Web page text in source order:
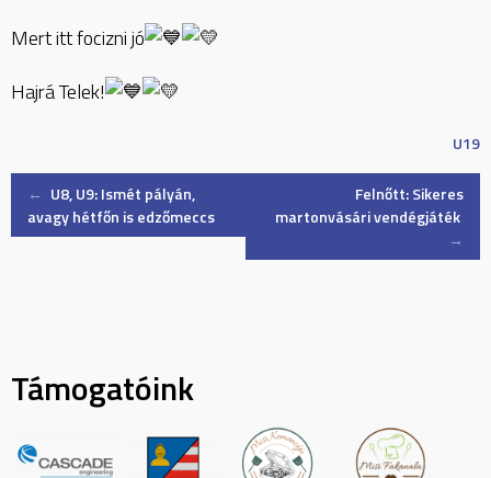
Mert itt focizni jó
Hajrá Telek!
U19
Post
← U8, U9: Ismét pályán,
avagy hétfőn is edzőmeccs
Felnőtt: Sikeres
martonvásári vendégjáték
→
Támogatóink